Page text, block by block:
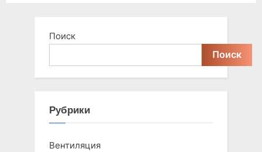
Поиск
Поиск
Рубрики
Вентиляция